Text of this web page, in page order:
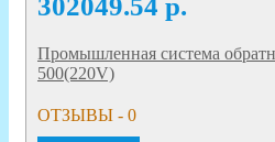
Промышленная система
500(220V)
ОТЗЫВЫ - 0